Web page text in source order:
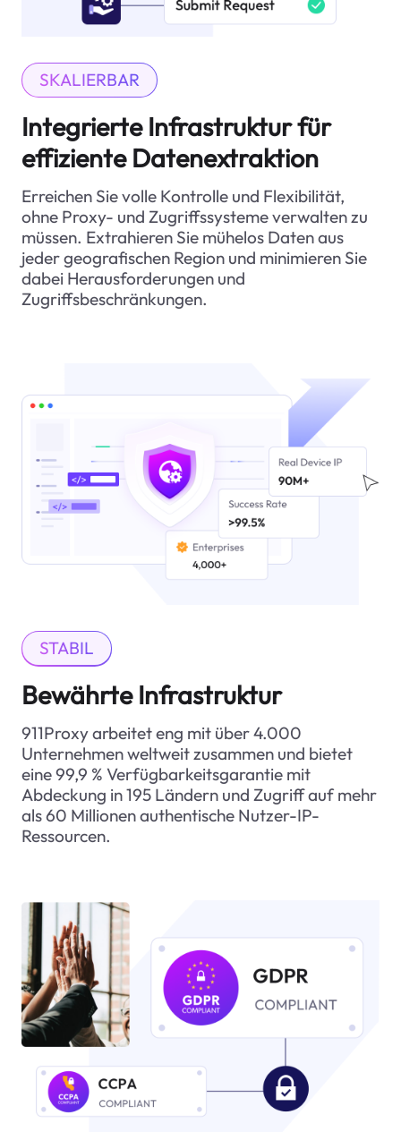
SKALIERBAR
Integrierte Infrastruktur für
effiziente Datenextraktion
Erreichen Sie volle Kontrolle und Flexibilität,
ohne Proxy- und Zugriffssysteme verwalten zu
müssen. Extrahieren Sie mühelos Daten aus
jeder geografischen Region und minimieren Sie
dabei Herausforderungen und
Zugriffsbeschränkungen.
STABIL
Bewährte Infrastruktur
911Proxy arbeitet eng mit über 4.000
Unternehmen weltweit zusammen und bietet
eine 99,9 % Verfügbarkeitsgarantie mit
Abdeckung in 195 Ländern und Zugriff auf mehr
als 60 Millionen authentische Nutzer-IP-
Ressourcen.